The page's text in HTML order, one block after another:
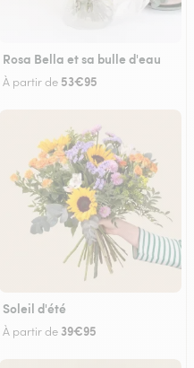
Rosa Bella et sa bulle d'eau
À partir de 53€95
Soleil d'été
À partir de 39€95